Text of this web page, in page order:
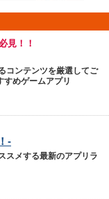
見！！
コンテンツを厳選してご
すめゲームアプリ
-
スメする最新のアプリラ